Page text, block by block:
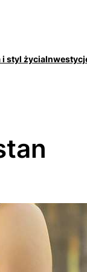
i styl życia